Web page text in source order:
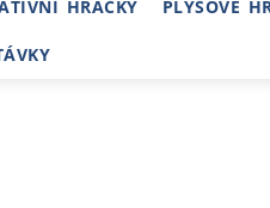
HRAČKY PLYŠOVÉ